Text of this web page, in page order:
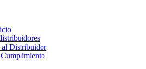
al Distribuidor